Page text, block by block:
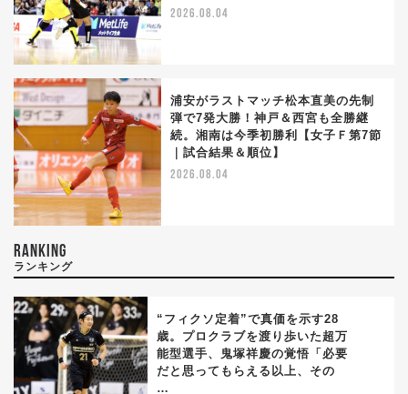
2026.08.04
浦安がラストマッチ松本直美の先制
弾で7発大勝！神戸＆西宮も全勝継
続。湘南は今季初勝利【女子Ｆ第7節
｜試合結果＆順位】
2026.08.04
RANKING
ランキング
“フィクソ定着”で真価を示す28
歳。プロクラブを渡り歩いた超万
能型選手、鬼塚祥慶の覚悟「必要
だと思ってもらえる以上、その
…